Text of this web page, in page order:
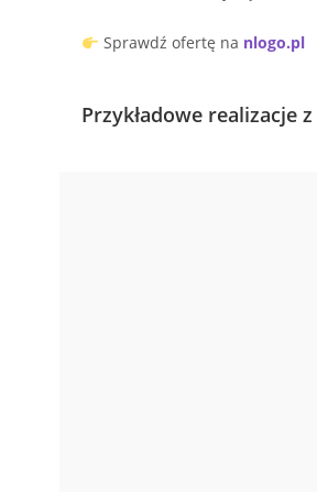
Sprawdź ofertę na nlogo.pl
Przykładowe realizacje